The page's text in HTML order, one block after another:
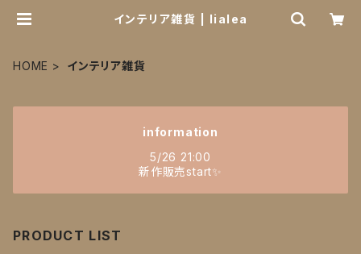
インテリア雑貨 | lialea
HOME インテリア雑貨
information
5/26 21:00
新作販売start✨
PRODUCT LIST